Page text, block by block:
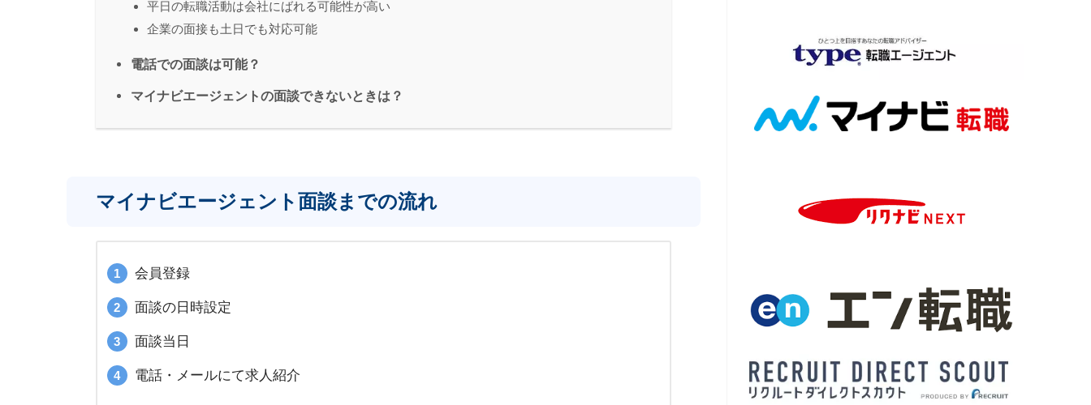
平日の転職活動は会社にばれる可能性が高い
企業の面接も土日でも対応可能
電話での面談は可能？
マイナビエージェントの面談できないときは？
マイナビエージェント面談までの流れ
会員登録
面談の日時設定
面談当日
電話・メールにて求人紹介